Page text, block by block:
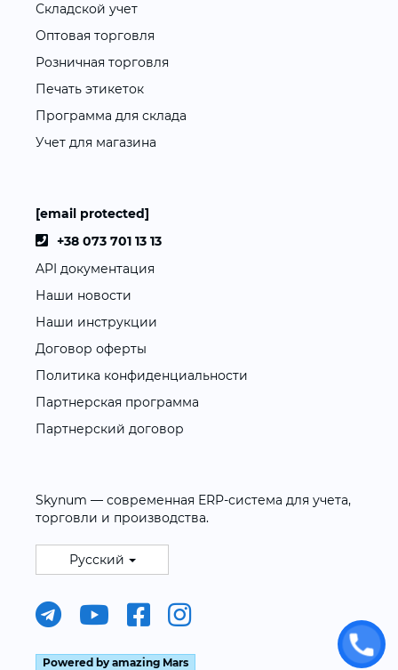
Складской учет
Оптовая торговля
Розничная торговля
Печать этикеток
Программа для склада
Учет для магазина
[email protected]
+38 073 701 13 13
API документация
Наши новости
Наши инструкции
Договор оферты
Политика конфиденциальности
Партнерская программа
Партнерский договор
Skynum — современная ERP-система для учета,
торговли и производства.
Русский
Powered by amazing Mars